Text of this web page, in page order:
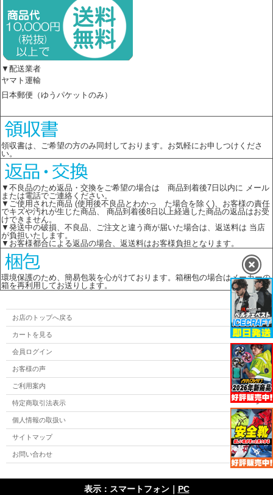
▼配送業者
ヤマト運輸
日本郵便（ゆうパケットのみ）
領収書は、ご希望の方のみ同封しております。お気軽にお申しつけくださ
い。
▼不良品のため返品・交換をご希望の場合は 商品到着後7日以内に メール
または電話でご連絡ください。
▼ご使用された商品 (使用後不良品とわかっ た場合を除く)、お客様の責任
でキズや汚れが生じた商品、 商品到着後8日以上経過した商品の返品はお受
けできません。
▼発送中の破損、不良品、ご注文と違う商が届いた場合は、返送料は 当店
が負担いたします。
▼お客様都合による返品の場合、返送料はお客様負担となります。
環境保護のため、簡易包装を心がけております。箱梱包の場合はメーカーの
箱を再利用してお送りします。
お店のトップへ戻る
カートを見る
会員ログイン
お客様の声
ご利用案内
特定商取引法表示
個人情報の取扱い
サイトマップ
お問い合わせ
表示：スマートフォン｜ PC